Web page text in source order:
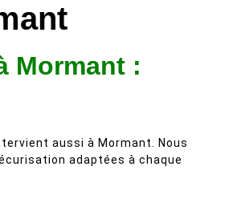
Mormant :
aussi à Mormant. Nous
adaptées à chaque